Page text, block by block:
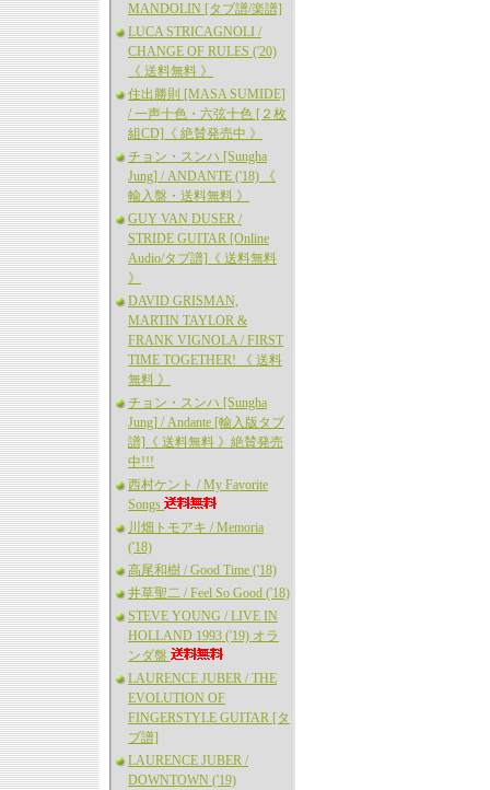
MANDOLIN [タブ譜/楽譜]
LUCA STRICAGNOLI /
CHANGE OF RULES ('20)
《 送料無料 》
住出勝則 [MASA SUMIDE]
/ 一声十色・六弦十色 [２枚
組CD]《 絶賛発売中 》
チョン・スンハ [Sungha
Jung] / ANDANTE ('18) 《
輸入盤・送料無料 》
GUY VAN DUSER /
STRIDE GUITAR [Online
Audio/タブ譜]《 送料無料
》
DAVID GRISMAN,
MARTIN TAYLOR &
FRANK VIGNOLA / FIRST
TIME TOGETHER! 《 送料
無料 》
チョン・スンハ [Sungha
Jung] / Andante [輸入版タブ
譜]《 送料無料 》絶賛発売
中!!!
西村ケント / My Favorite
Songs
川畑トモアキ / Memoria
('18)
高尾和樹 / Good Time ('18)
井草聖二 / Feel So Good ('18)
STEVE YOUNG / LIVE IN
HOLLAND 1993 ('19) オラ
ンダ盤
LAURENCE JUBER / THE
EVOLUTION OF
FINGERSTYLE GUITAR [タ
ブ譜]
LAURENCE JUBER /
DOWNTOWN ('19)